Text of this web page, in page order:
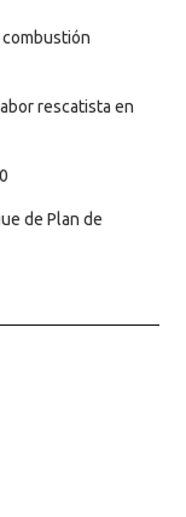
rescatista en
de Plan de